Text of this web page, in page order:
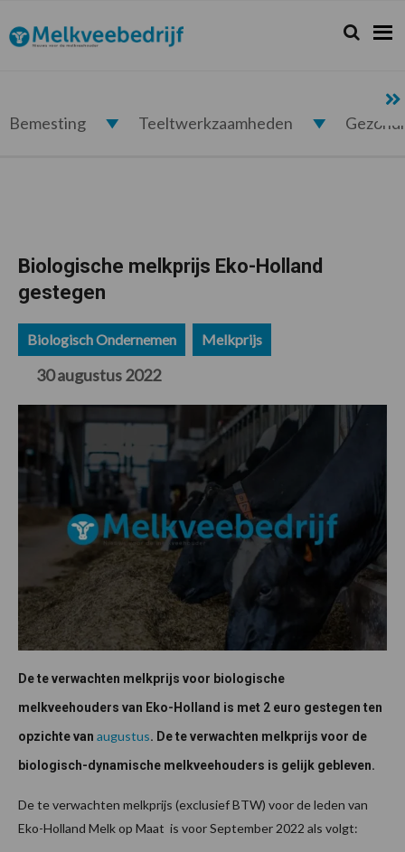
de
hoofdnavigatie
de
hoofd
de
eerste
de
voettekst
Melkveebedrijf.nl Zoeken...
Zoek
Bemesting Teeltwerkzaamheden
Biologische melkprijs Eko-Holland
gestegen
Biologisch Ondernemen Melkprijs
30 augustus 2022
De te verwachten melkprijs voor biologische
melkveehouders van Eko-Holland is met 2 euro gestegen ten
opzichte van augustus. De te verwachten melkprijs voor de
biologisch-dynamische melkveehouders is gelijk gebleven.
De te verwachten melkprijs (exclusief BTW) voor de leden van
Eko-Holland Melk op Maat is voor September 2022 als volgt: